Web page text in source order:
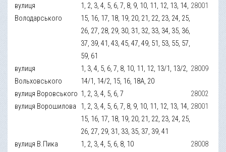
вулиця
Володарського
1, 2, 3, 4, 5, 6, 7, 8, 9, 10, 11, 12, 13, 14,
15, 16, 17, 18, 19, 20, 21, 22, 23, 24, 25,
26, 27, 28, 29, 30, 31, 32, 33, 34, 35, 36,
37, 39, 41, 43, 45, 47, 49, 51, 53, 55, 57,
59, 61
28001
вулиця
Вольховського
1, 3, 4, 5, 6, 7, 8, 10, 11, 12, 13/1, 13/2,
14/1, 14/2, 15, 16, 18А, 20
28009
вулиця Воровського 1, 2, 3, 4, 5, 6, 7
28002
вулиця Ворошилова
1, 2, 3, 4, 5, 6, 7, 8, 9, 10, 11, 12, 13, 14,
15, 16, 17, 18, 19, 20, 21, 22, 23, 24, 25,
26, 27, 29, 31, 33, 35, 37, 39, 41
28001
вулиця В.Пика 1, 2, 3, 4, 5, 6, 8, 10
28008